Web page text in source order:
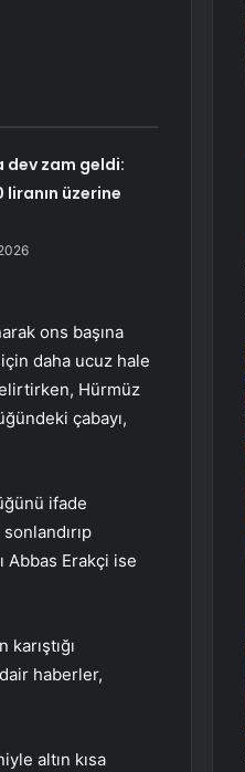
dev zam geldi:
üzerine
ons başına
daha ucuz hale
Hürmüz
çabayı,
ifade
Abbas Erakçi ise
haberler,
altın kısa